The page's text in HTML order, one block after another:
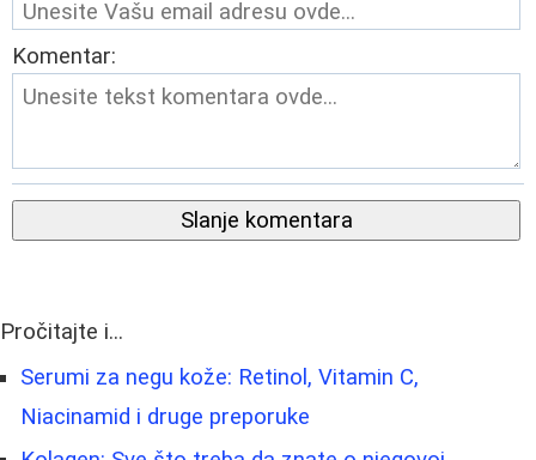
Komentar:
Slanje komentara
Pročitajte i...
Serumi za negu kože: Retinol, Vitamin C,
Niacinamid i druge preporuke